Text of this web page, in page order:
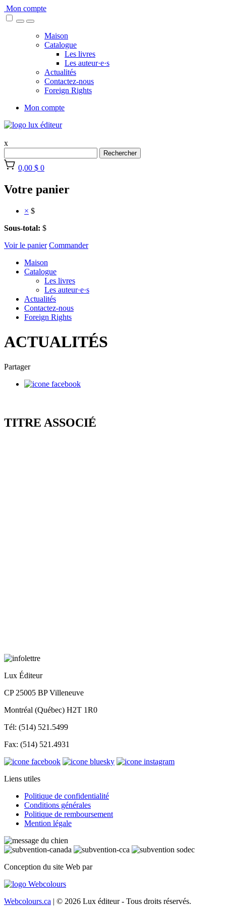
Skip
to
Mon compte
Maison
Catalogue
Les livres
Les auteur·e·s
Actualités
Contactez-nous
Foreign Rights
Mon compte
x
Rechercher
0,00 $ 0
Votre panier
× $
Sous-total: $
Voir le panier Commander
Maison
Catalogue
Les livres
Les auteur·e·s
Actualités
Contactez-nous
Foreign Rights
ACTUALITÉS
Partager
TITRE ASSOCIÉ
Lux Éditeur
CP 25005 BP Villeneuve
Montréal (Québec) H2T 1R0
Tél: (514) 521.5499
Fax: (514) 521.4931
Liens utiles
Politique de confidentialité
Conditions générales
Politique de remboursement
Mention légale
Conception du site Web par
Webcolours.ca | © 2026 Lux éditeur - Tous droits réservés.